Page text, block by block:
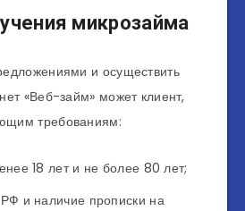
микрозайма
и осуществить
«Веб-займ» может клиент,
требованиям:
18 лет и не более 80 лет;
и наличие прописки на